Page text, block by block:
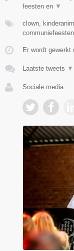
feesten en ▼
clown,
Er wordt gewerkt
Laatste tweets ▼
Sociale media: